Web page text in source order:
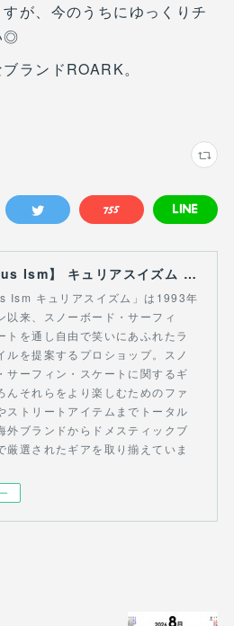
が、今のうちにゆっくりチ
◎
ランドROARK。
【Curious Ism】 キュリアスイズム l スノーボードショップ サーフショップ 福島県 会津若松市 郡山市 通販
Ism キュリアスイズム」は1993年
以来、スノーボード・サーフィ
トを通し自由で笑いにあふれたラ
ルを提案するプロショップ。スノ
サーフィン・スケートに関するギ
んそれらをより楽しむためのファ
ストリートアイテムまでトータル
外ブランドからドメスティックブ
厳選されたギアを取り揃えていま